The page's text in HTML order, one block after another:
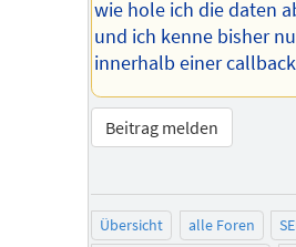
wie hole ich die daten
und ich kenne bisher
innerhalb einer
Beitrag melden
Übersicht alle Foren